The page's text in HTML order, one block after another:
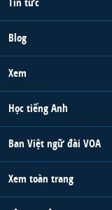
Blog
Xem
Học tiếng Anh
Ban Việt ngữ đài VOA
Xem toàn trang